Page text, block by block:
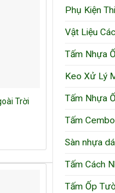
Trời
Phụ Kiện
Vật Liệu
Tấm Nhựa
Keo Xử Lý
Tấm Nhựa
Tấm
Sàn nhựa
Tấm Cách
Tấm Ốp